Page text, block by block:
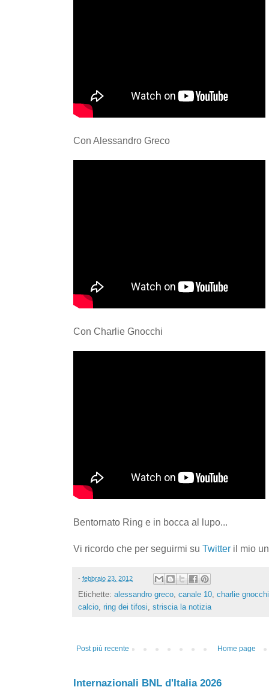
Con Alessandro Greco
Con Charlie Gnocchi
Bentornato Ring e in bocca al lupo...
Vi ricordo che per seguirmi su Twitter il mio
- febbraio 23, 2012
Etichette: alessandro greco, canale 10, charlie gnocchi
calcio, ring dei tifosi, striscia la notizia
Post più recente Home page
Internazionali BNL d'Italia 2026